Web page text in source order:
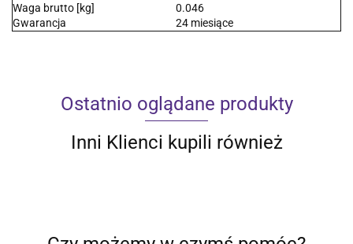
Waga brutto [kg]
0.046
Gwarancja
24 miesiące
Ostatnio oglądane produkty
Inni Klienci kupili również